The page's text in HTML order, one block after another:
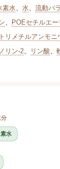
素水 水 流動パ
POEセチルエー
リメチルアンモニ
リン-2、 リン酸
水